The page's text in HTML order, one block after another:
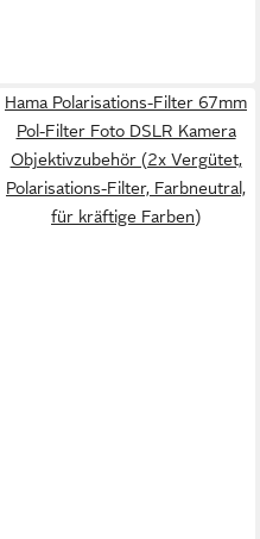
Hama Polarisations-Filter 67mm
Pol-Filter Foto DSLR Kamera
Objektivzubehör (2x Vergütet,
Polarisations-Filter, Farbneutral,
für kräftige Farben)